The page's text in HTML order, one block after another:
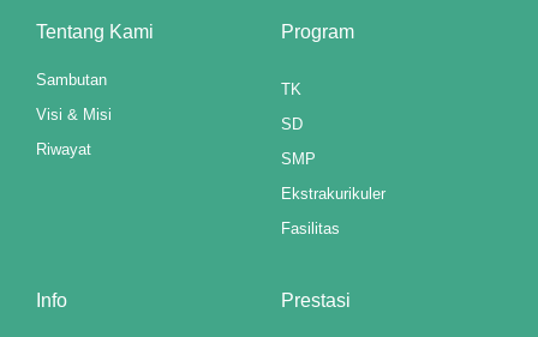
Tentang Kami
Sambutan
Visi & Misi
Riwayat
Program
TK
SD
SMP
Ekstrakurikuler
Fasilitas
Info Prestasi